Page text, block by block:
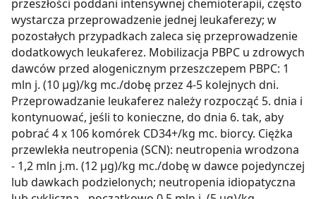
przeszłości poddani intensywnej chemioterapii, często
wystarcza przeprowadzenie jednej leukaferezy; w
pozostałych przypadkach zaleca się przeprowadzenie
dodatkowych leukaferez. Mobilizacja PBPC u zdrowych
dawców przed alogenicznym przeszczepem PBPC: 1
mln j. (10 µg)/kg mc./dobę przez 4-5 kolejnych dni.
Przeprowadzanie leukaferez należy rozpocząć 5. dnia i
kontynuować, jeśli to konieczne, do dnia 6. tak, aby
pobrać 4 x 106 komórek CD34+/kg mc. biorcy. Ciężka
przewlekła neutropenia (SCN): neutropenia wrodzona
- 1,2 mln j.m. (12 µg)/kg mc./dobę w dawce pojedynczej
lub dawkach podzielonych; neutropenia idiopatyczna